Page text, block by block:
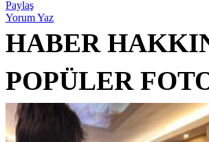
Paylaş
Yorum Yaz
HABER
POPÜLER